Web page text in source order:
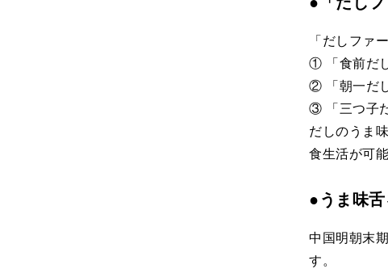
「だしファ
① 「食前だ
② 「朝一だ
③ 「三つ子
だしのうま
食生活が可
●うま味舌
中国明朝末
す。